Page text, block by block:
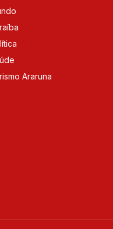
Araruna